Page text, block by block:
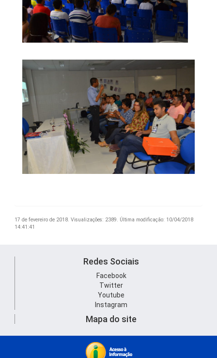
17 de fevereiro de 2018. Visualizações: 2389. Última modificação: 10/04/2018
14:41:41
Redes Sociais
Facebook
Twitter
Youtube
Instagram
Mapa do site